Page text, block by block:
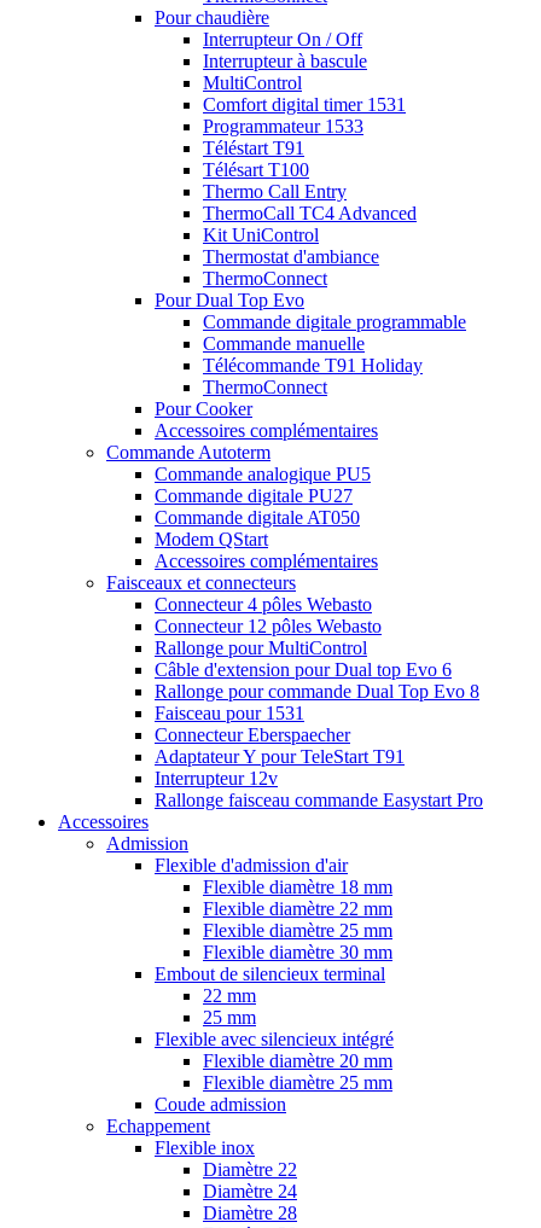
Pour chaudière
Interrupteur On / Off
Interrupteur à bascule
MultiControl
Comfort digital timer 1531
Programmateur 1533
Téléstart T91
Télésart T100
Thermo Call Entry
ThermoCall TC4 Advanced
Kit UniControl
Thermostat d'ambiance
ThermoConnect
Pour Dual Top Evo
Commande digitale programmable
Commande manuelle
Télécommande T91 Holiday
ThermoConnect
Pour Cooker
Accessoires complémentaires
Commande Autoterm
Commande analogique PU5
Commande digitale PU27
Commande digitale AT050
Modem QStart
Accessoires complémentaires
Faisceaux et connecteurs
Connecteur 4 pôles Webasto
Connecteur 12 pôles Webasto
Rallonge pour MultiControl
Câble d'extension pour Dual top Evo 6
Rallonge pour commande Dual Top Evo 8
Faisceau pour 1531
Connecteur Eberspaecher
Adaptateur Y pour TeleStart T91
Interrupteur 12v
Rallonge faisceau commande Easystart Pro
Accessoires
Admission
Flexible d'admission d'air
Flexible diamètre 18 mm
Flexible diamètre 22 mm
Flexible diamètre 25 mm
Flexible diamètre 30 mm
Embout de silencieux terminal
22 mm
25 mm
Flexible avec silencieux intégré
Flexible diamètre 20 mm
Flexible diamètre 25 mm
Coude admission
Echappement
Flexible inox
Diamètre 22
Diamètre 24
Diamètre 28